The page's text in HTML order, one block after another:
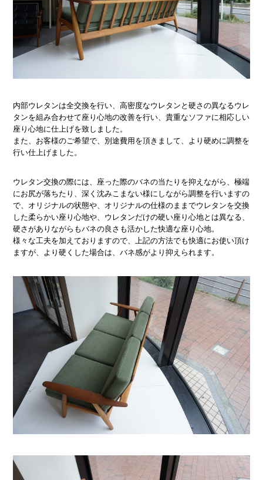
内部ウレタンは全交換を行い、高密度なウレタンと硬さの異なるウレ
タンを組み合わせて座り心地の改善を行い、貴重なソファに相応しい
座り心地に仕上げを致しました。
また、お客様のご希望で、別途費用を頂きまして、より硬めに調整を
行い仕上げました。
ウレタン交換の際には、座った際のバネの当たりを抑えながら、極端
にお尻が落ちたり、深く沈みこまない様にしながら調整を行いますの
で、オリジナルの状態や、オリジナルの仕様のままでウレタンを交換
した柔らかい座り心地や、ウレタンだけの硬い座り心地とは異なる、
硬さがありながらもバネの良さも活かした快適な座り心地。
様々な工夫を加えておりますので、上記の方法でも快適にお使い頂け
ますが、より硬くした場合は、バネ感がより抑えられます。